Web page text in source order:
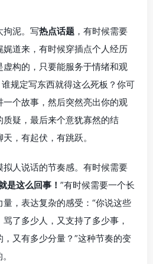
拘泥。写热点话题 ，有时候需要
道来，有时候穿插点个人经历
构的，只要能服务于情绪和观
规定写东西就得这么死板？你可
个故事，然后突然亮出你的观
质疑，最后来个意犹寡然的结
，有起伏，有跳跃。
人说话的节奏感。有时候需要
是这么回事！ ”有时候需要一个长
，表达复杂的感受：“你说这些
了多少人，又支持了多少事，
又有多少分量？”这种节奏的变